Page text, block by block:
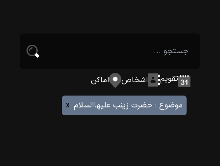
تقویم اشخاص اماکن
موضوع : حضرت زينب عليهاالسلام x